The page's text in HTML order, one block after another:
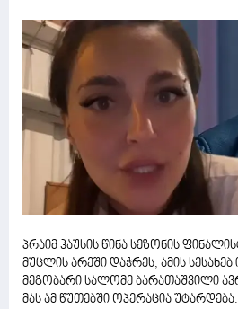
პრაიმ ჰაუსის წინა სეზონის
მუცლის არეში დაჭრეს, ამის
მეგობარი სალომე ბარათაშვილი
მას ამ წუთებში ოპერაცია უტარდება.